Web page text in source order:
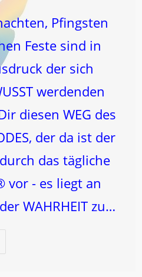
Pfingsten
Feste sind in
der sich
werdenden
diesen WEG des
der da ist der
durch das tägliche
vor - es liegt an
WAHRHEIT zu…